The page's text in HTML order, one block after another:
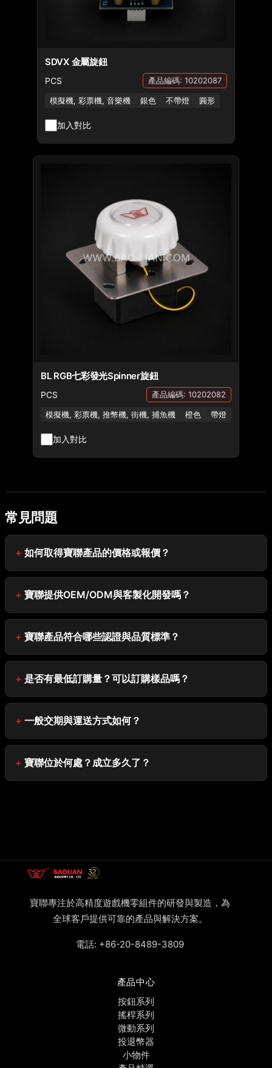
SDVX 金屬旋鈕
PCS 產品編碼: 10202087
模擬機, 彩票機, 音樂機 銀色 不帶燈 圓形
加入對比
BL RGB七彩發光Spinner旋鈕
PCS 產品編碼: 10202082
模擬機, 彩票機, 推幣機, 街機, 捕魚機 橙色 帶燈
加入對比
常見問題
如何取得寶聯產品的價格或報價？
寶聯提供OEM/ODM與客製化開發嗎？
寶聯產品符合哪些認證與品質標準？
是否有最低訂購量？可以訂購樣品嗎？
一般交期與運送方式如何？
寶聯位於何處？成立多久了？
寶聯專注於高精度遊戲機零組件的研發與製造，為
全球客戶提供可靠的產品與解決方案。
電話: +86-20-8489-3809
產品中心
按鈕系列
搖桿系列
微動系列
投退幣器
小物件